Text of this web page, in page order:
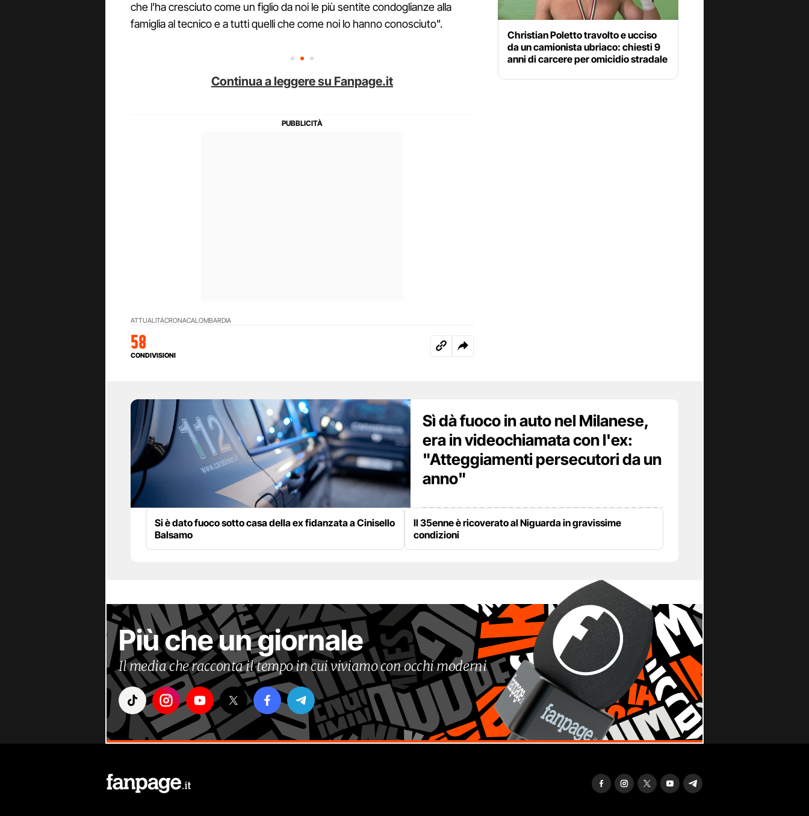
che l’ha cresciuto come un figlio da noi le più sentite condoglianze alla
famiglia al tecnico e a tutti quelli che come noi lo hanno conosciuto".
Continua a leggere su Fanpage.it
ATTUALITÀCRONACALOMBARDIA
58
CONDIVISIONI
Christian Poletto travolto e ucciso
da un camionista ubriaco: chiesti 9
anni di carcere per omicidio stradale
Sì dà fuoco in auto nel Milanese,
era in videochiamata con l'ex:
"Atteggiamenti persecutori da un
anno"
Si è dato fuoco sotto casa della ex fidanzata a Cinisello
Balsamo
Il 35enne è ricoverato al Niguarda in gravissime
condizioni
Più che un giornale
Il media che racconta il tempo in cui viviamo con occhi moderni